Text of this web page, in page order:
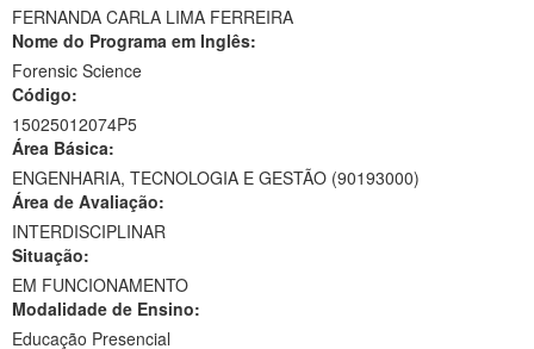
Ministério da Educação
Ministério da Cidadania
Ministério da Saúde
Ministério da Ciência, Tecnologia, Inovações e Comunicações
Ministério do Meio Ambiente
Ministério do Turismo
FERNANDA CARLA LIMA FERREIRA
Nome do Programa em Inglês:
Forensic Science
Código:
15025012074P5
Área Básica:
ENGENHARIA, TECNOLOGIA E GESTÃO (90193000)
Área de Avaliação:
INTERDISCIPLINAR
Situação:
EM FUNCIONAMENTO
Modalidade de Ensino:
Educação Presencial